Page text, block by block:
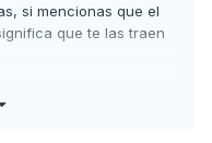
si mencionas que el
que te las traen
mejores precios y